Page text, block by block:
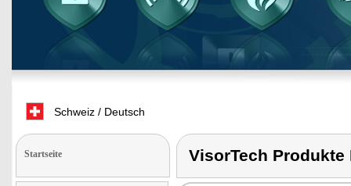
Schweiz / Deutsch
Startseite VisorTech Produkte